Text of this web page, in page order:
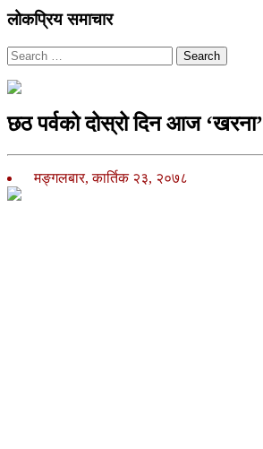
लोकप्रिय समाचार
Search
छठ पर्वको दोस्रो दिन आज ‘खरना’
मङ्गलबार, कार्तिक २३, २०७८